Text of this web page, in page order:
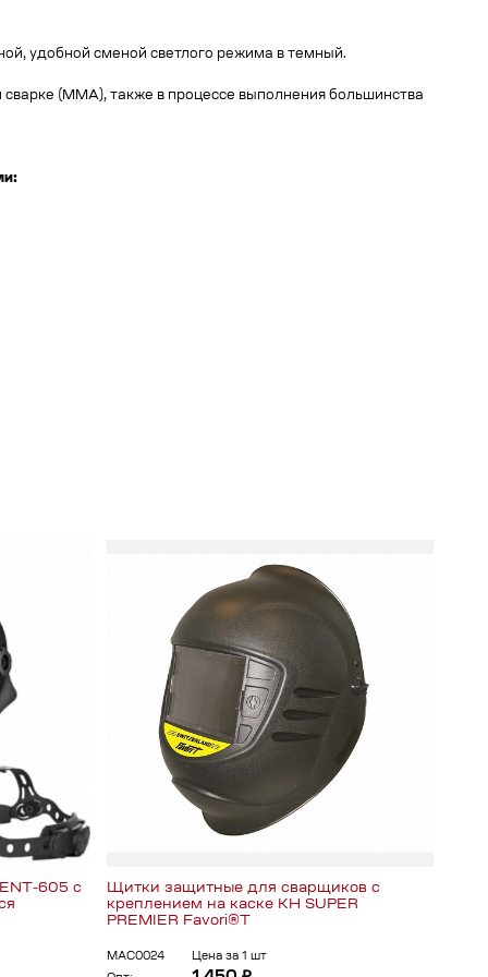
удобной сменой светлого режима в темный.
(MMA), также в процессе выполнения большинства
605 с
Щитки защитные для сварщиков с
креплением на каске КН SUPER
PREMIER Favori®T
МАС0024
Цена за 1 шт